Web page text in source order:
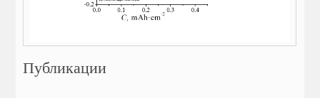
Публикации